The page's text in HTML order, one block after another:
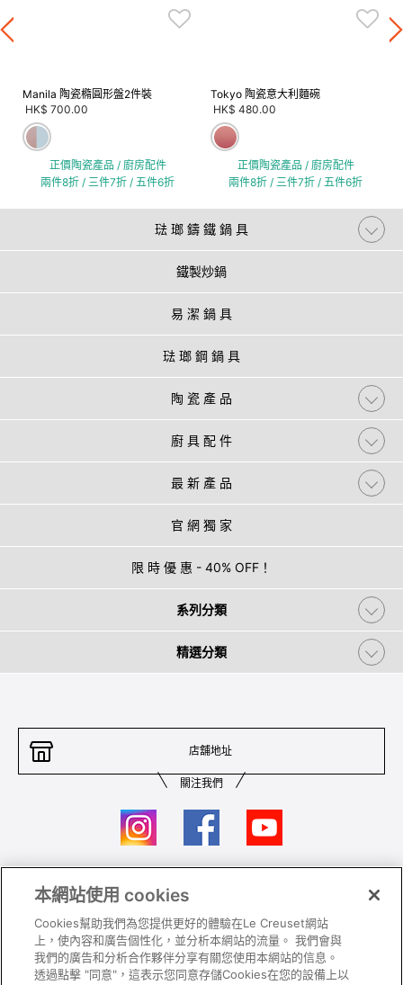
Manila 陶瓷橢圓形盤2件裝
HK$ 700.00
正價陶瓷產品 / 廚房配件
兩件8折 / 三件7折 / 五件6折
Tokyo 陶瓷意大利麵碗
HK$ 480.00
正價陶瓷產品 / 廚房配件
兩件8折 / 三件7折 / 五件6折
琺 瑯 鑄 鐵 鍋 具
鐵製炒鍋
易 潔 鍋 具
琺 瑯 鋼 鍋 具
陶 瓷 產 品
廚 具 配 件
最 新 產 品
官 網 獨 家
限 時 優 惠 - 40% OFF！
系列分類
精選分類
店舖地址
關注我們
聯絡我們
私隱政策 保養及使用
加入我們 Super MEGA SALE 條款及細則​
本網站使用 cookies
Cookies幫助我們為您提供更好的體驗在Le Creuset網站
上，使內容和廣告個性化，並分析本網站的流量。 我們會與
我們的廣告和分析合作夥伴分享有關您使用本網站的信息。
透過點擊 "同意"，這表示您同意存儲Cookies在您的設備上以